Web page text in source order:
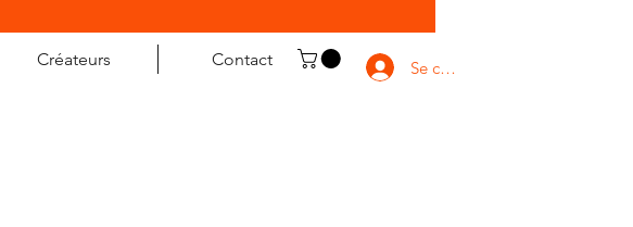
Créateurs Contact Se connecter